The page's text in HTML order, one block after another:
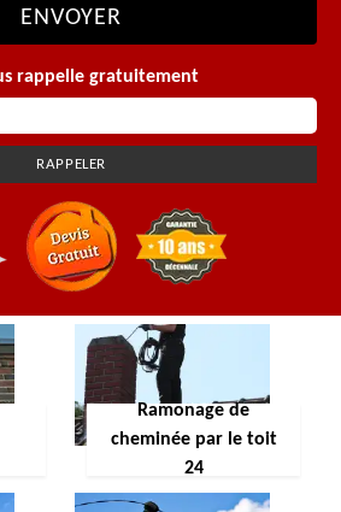
rappelle gratuitement
Ramonage de
cheminée par le toit
24